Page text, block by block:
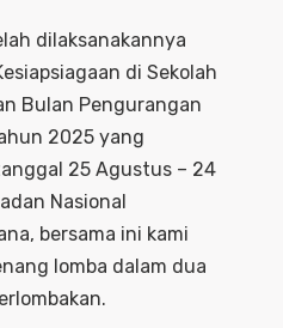
dilaksanakannya
di Sekolah
Bulan Pengurangan
2025 yang
25 Agustus – 24
Nasional
bersama ini kami
lomba dalam dua